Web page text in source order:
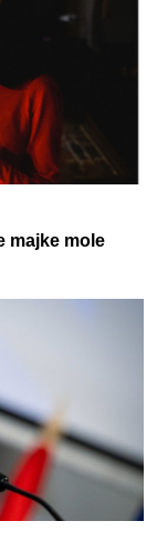
majke mole